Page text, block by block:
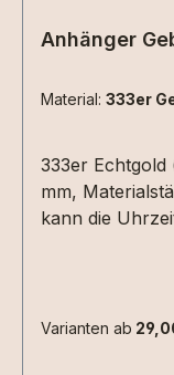
Anhänger
Material: 333er
333er Echtgold
mm,
kann die
Zeichen.Bitte
Varianten ab